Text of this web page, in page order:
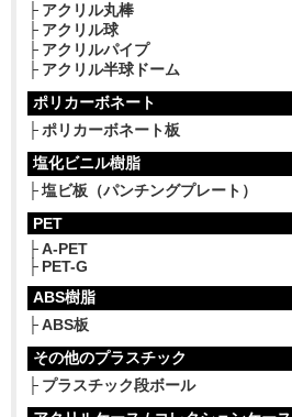
アクリル丸棒
アクリル球
アクリルパイプ
アクリル半球ドーム
ポリカーボネート
ポリカーボネート板
塩化ビニル樹脂
塩ビ板（パンチングプレート）
PET
A-PET
PET-G
ABS樹脂
ABS板
その他のプラスチック
プラスチック段ボール